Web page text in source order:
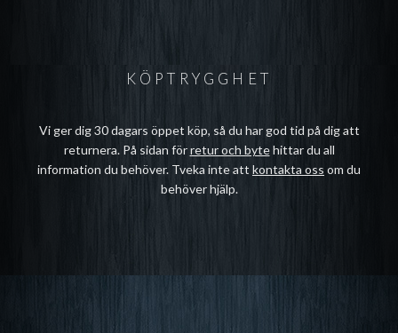
KÖPTRYGGHET
Vi ger dig 30 dagars öppet köp, så du har god tid på dig att
returnera. På sidan förretur och bytehittar du all
information du behöver. Tveka inte att kontakta oss om du
behöver hjälp.